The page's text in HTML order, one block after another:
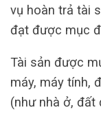
vụ hoàn trả tài
đạt được mục
Tài sản được
máy, máy tính,
(như nhà ở, đất